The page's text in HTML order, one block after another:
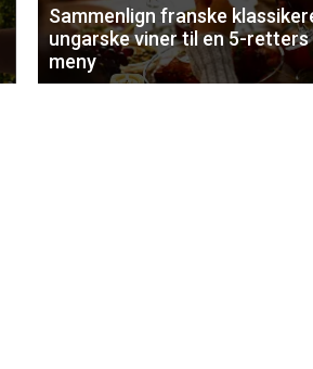
Sammenlign franske
ungarske viner til en 5-retters
meny